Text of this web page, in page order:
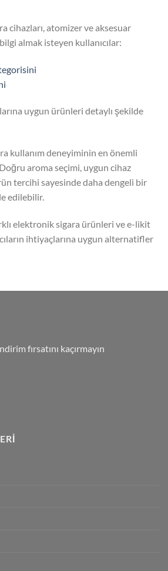
cihazları, atomizer ve aksesuar
almak isteyen kullanıcılar:
uygun ürünleri detaylı şekilde
kullanım deneyiminin en önemli
aroma seçimi, uygun cihaz
tercihi sayesinde daha dengeli bir
edilebilir.
elektronik sigara ürünleri ve e-likit
ihtiyaçlarına uygun alternatifler
fırsatını kaçırmayın